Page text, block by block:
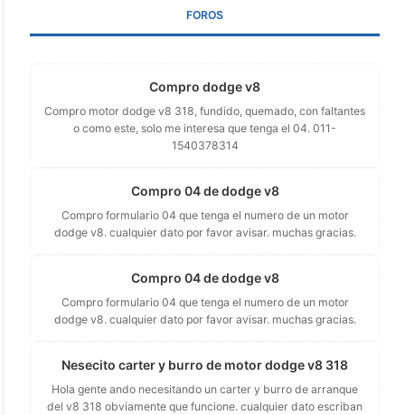
FOROS
Compro dodge v8
Compro motor dodge v8 318, fundido, quemado, con faltantes
o como este, solo me interesa que tenga el 04. 011-
1540378314
Compro 04 de dodge v8
Compro formulario 04 que tenga el numero de un motor
dodge v8. cualquier dato por favor avisar. muchas gracias.
Compro 04 de dodge v8
Compro formulario 04 que tenga el numero de un motor
dodge v8. cualquier dato por favor avisar. muchas gracias.
Nesecito carter y burro de motor dodge v8 318
Hola gente ando necesitando un carter y burro de arranque
del v8 318 obviamente que funcione. cualquier dato escriban